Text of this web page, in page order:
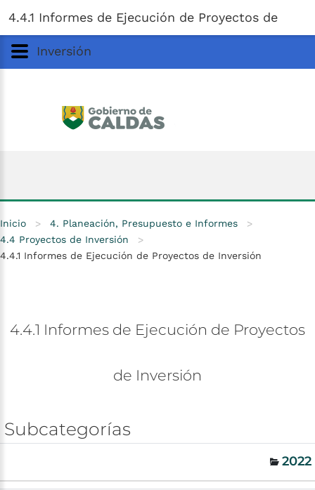
Gobernación de Caldas
4.4.1 Informes de Ejecución de Proyectos de
Inversión
Inicio > 4. Planeación, Presupuesto e Informes
>
4.4 Proyectos de Inversión
>
4.4.1 Informes de Ejecución de Proyectos de Inversión
4.4.1 Informes de Ejecución de Proyectos
de Inversión
Subcategorías
2022